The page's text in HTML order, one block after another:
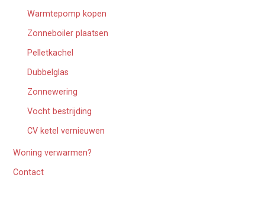
Warmtepomp kopen
Zonneboiler plaatsen
Pelletkachel
Dubbelglas
Zonnewering
Vocht bestrijding
CV ketel vernieuwen
Woning verwarmen?
Contact